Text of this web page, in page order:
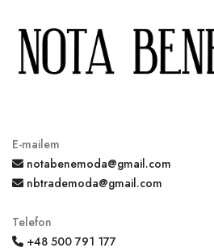
E-mailem
notabenemoda@gmail.com
nbtrademoda@gmail.com
Telefon
+48 500 791 177